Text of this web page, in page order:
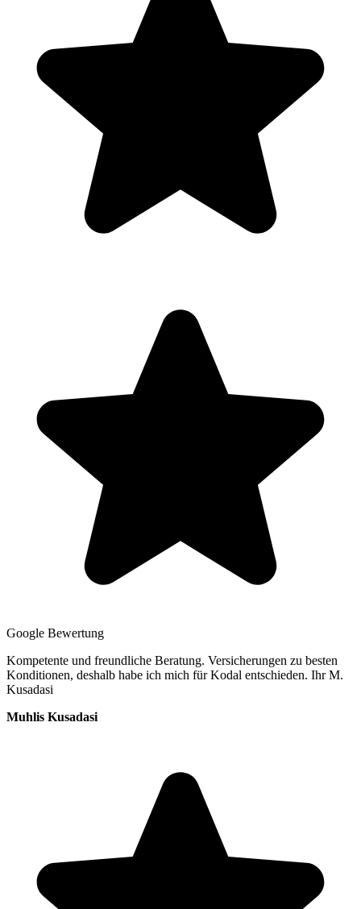
Google Bewertung
Kompetente und freundliche Beratung. Versicherungen zu besten
Konditionen, deshalb habe ich mich für Kodal entschieden. Ihr M.
Kusadasi
Muhlis Kusadasi